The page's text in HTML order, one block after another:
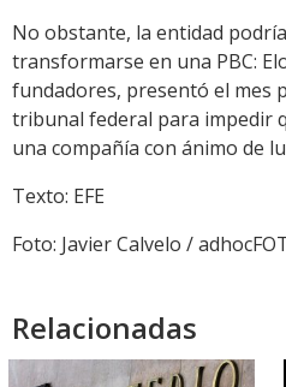
No obstante, la entidad
transformarse en una PBC:
fundadores, presentó el mes
tribunal federal para impedir
una compañía con ánimo de
Texto: EFE
Foto: Javier Calvelo /
Relacionadas